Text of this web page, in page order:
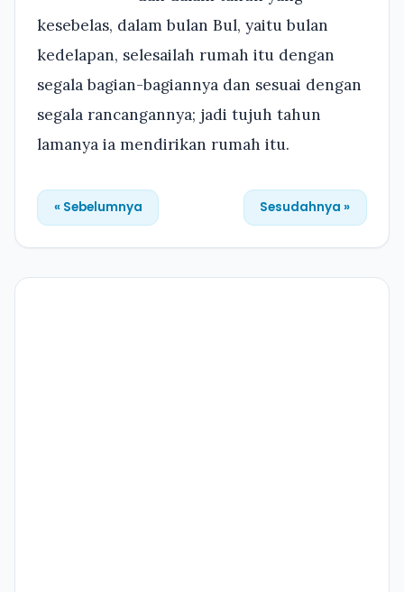
kesebelas, dalam bulan Bul, yaitu bulan
kedelapan, selesailah rumah itu dengan
segala bagian-bagiannya dan sesuai dengan
segala rancangannya; jadi tujuh tahun
lamanya ia mendirikan rumah itu.
« Sebelumnya Sesudahnya »